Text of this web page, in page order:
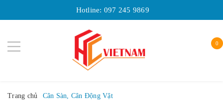
Hotline: 097 245 9869
0
Trang chủ Cân Sàn, Cân Động Vật